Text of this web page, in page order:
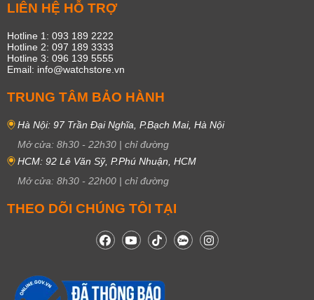
LIÊN HỆ HỖ TRỢ
Hotline 1: 093 189 2222
Hotline 2: 097 189 3333
Hotline 3: 096 139 5555
Email: info@watchstore.vn
TRUNG TÂM BẢO HÀNH
Hà Nội: 97 Trần Đại Nghĩa, P.Bạch Mai, Hà Nội
Mở cửa: 8h30 - 22h30 | chỉ đường
HCM: 92 Lê Văn Sỹ, P.Phú Nhuận, HCM
Mở cửa: 8h30 - 22h00 | chỉ đường
THEO DÕI CHÚNG TÔI TẠI